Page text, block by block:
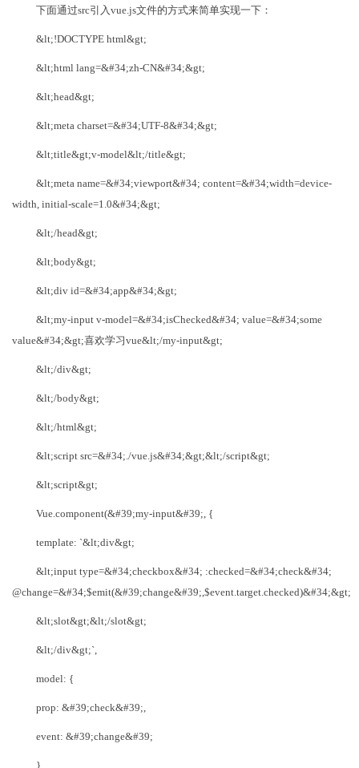
下面通过src引入vue.js文件的方式来简单实现一下：
&lt;!DOCTYPE html&gt;
&lt;html lang=&#34;zh-CN&#34;&gt;
&lt;head&gt;
&lt;meta charset=&#34;UTF-8&#34;&gt;
&lt;title&gt;v-model&lt;/title&gt;
&lt;meta name=&#34;viewport&#34; content=&#34;width=device-
width, initial-scale=1.0&#34;&gt;
&lt;/head&gt;
&lt;body&gt;
&lt;div id=&#34;app&#34;&gt;
&lt;my-input v-model=&#34;isChecked&#34; value=&#34;some
value&#34;&gt;喜欢学习vue&lt;/my-input&gt;
&lt;/div&gt;
&lt;/body&gt;
&lt;/html&gt;
&lt;script src=&#34;./vue.js&#34;&gt;&lt;/script&gt;
&lt;script&gt;
Vue.component(&#39;my-input&#39;, {
template: `&lt;div&gt;
&lt;input type=&#34;checkbox&#34; :checked=&#34;check&#34;
@change=&#34;$emit(&#39;change&#39;,$event.target.checked)&#34;&gt;
&lt;slot&gt;&lt;/slot&gt;
&lt;/div&gt;`,
model: {
prop: &#39;check&#39;,
event: &#39;change&#39;
},